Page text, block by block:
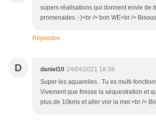
supers réalisations qui donnent envie de
promenades :-)<br /> bon WE<br /> Bisous
Répondre
D daniel10 24/04/2021 18:38
Super les aquarelles . Tu es multi-
Vivement que finisse la séquestration et
plus de 10kms et aller voir la mer.<br />